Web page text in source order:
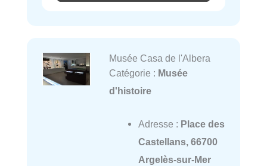
Musée Casa de l'Albera
Catégorie : Musée
d'histoire
Adresse : Place des
Castellans, 66700
Argelès-sur-Mer